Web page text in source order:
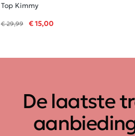
Top Kimmy
€ 29,99 € 15,00
De laatste